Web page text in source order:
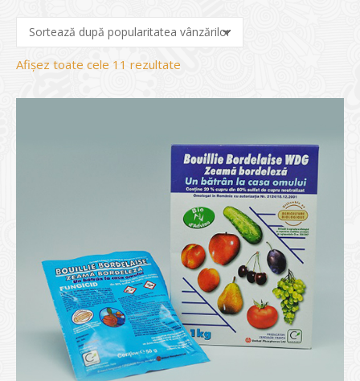
Afișez toate cele 11 rezultate
evaluarea